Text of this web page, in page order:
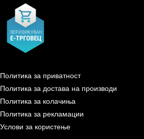
Политика за приватност
Политика за достава на производи
Политика за колачиња
Политика за рекламации
Услови за користење